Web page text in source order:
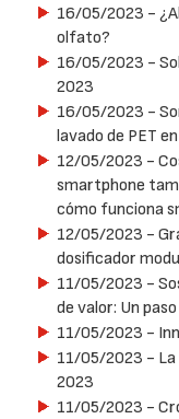
16/05/2023 -
olfato?
16/05/2023 -
2023
16/05/2023 -
lavado de PET
12/05/2023 -
smartphone
cómo funciona
12/05/2023 -
dosificador
11/05/2023 -
de valor: Un
11/05/2023 -
11/05/2023 -
2023
11/05/2023 -